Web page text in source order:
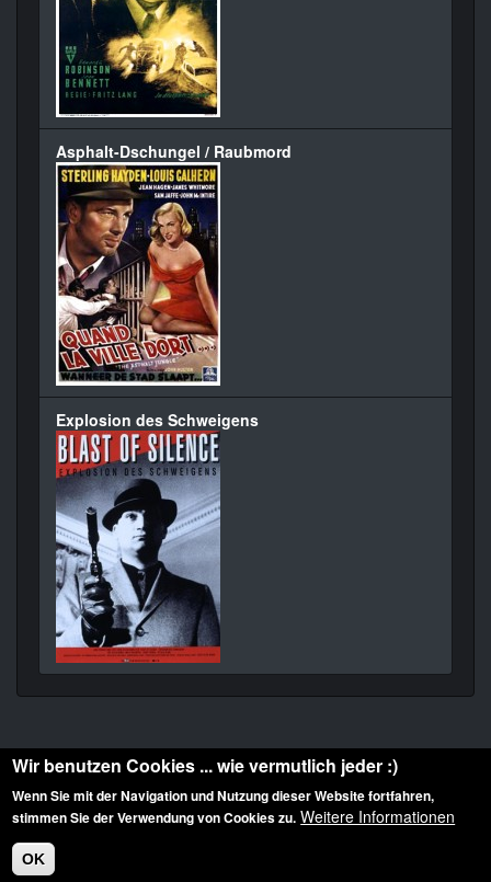
Asphalt-Dschungel / Raubmord
Explosion des Schweigens
Diese Website ist urheberrechtlich geschützt: © 2010-2026 der Film Noir de. Alle
Rechte vorbehalten.
Wir benutzen Cookies ... wie vermutlich jeder :)
Wenn Sie mit der Navigation und Nutzung dieser Website fortfahren,
stimmen Sie der Verwendung von Cookies zu. Weitere Informationen
OK